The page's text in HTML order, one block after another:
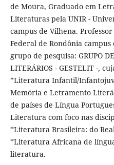
de Moura, Graduado em
Literaturas pela UNIR -
campus de Vilhena.
Federal de Rondônia
grupo de pesquisa: GRUPO
LITERÁRIOS - GESTELIT -,
*Literatura Infantil/
Memória e Letramento
de países de Língua
Literatura com foco nas
*Literatura Brasileira: do
*Literatura Africana de
literatura.